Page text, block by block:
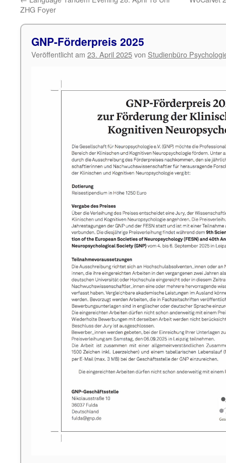
ZHG Foyer
GNP-Förderpreis 2025
Veröffentlicht am 23. April 2025von Studienbüro